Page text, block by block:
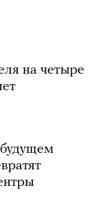
на четыре